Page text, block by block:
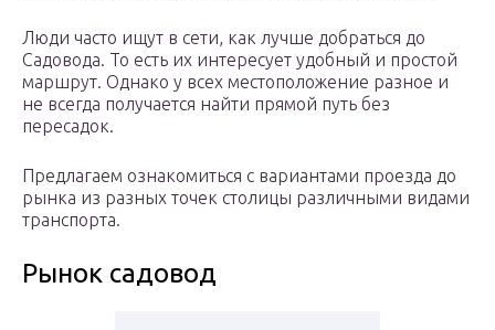
Люди часто ищут в сети, как лучше добраться до
Садовода. То есть их интересует удобный и простой
маршрут. Однако у всех местоположение разное и
не всегда получается найти прямой путь без
пересадок.
Предлагаем ознакомиться с вариантами проезда до
рынка из разных точек столицы различными видами
транспорта.
Рынок садовод